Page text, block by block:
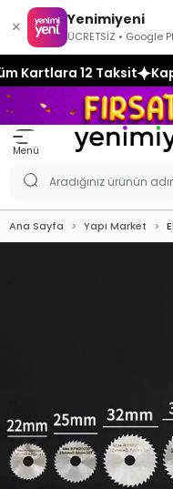
× Yenimiyeni
ÜCRETSİZ • Google
Kapıda Ödeme Avantajı
Menü
Ana Sayfa Yapı Market